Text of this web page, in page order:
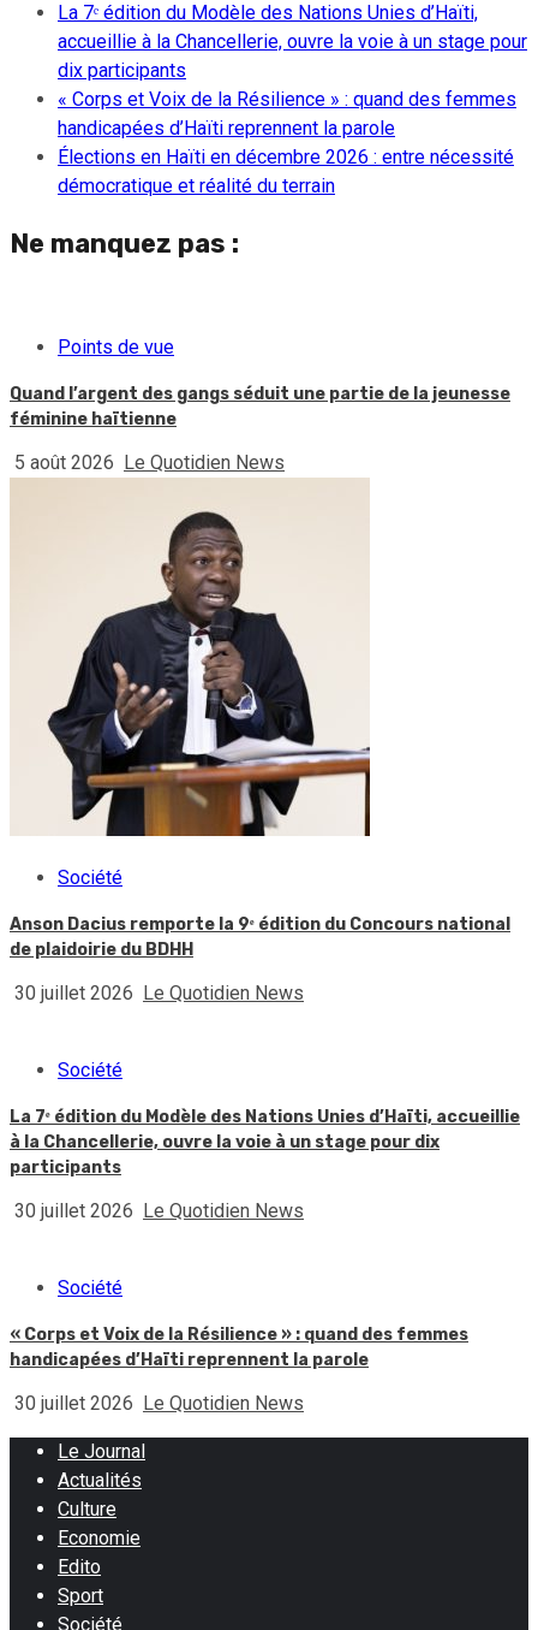
La 7ᵉ édition du Modèle des Nations Unies d’Haïti,
accueillie à la Chancellerie, ouvre la voie à un stage pour
dix participants
« Corps et Voix de la Résilience » : quand des femmes
handicapées d’Haïti reprennent la parole
Élections en Haïti en décembre 2026 : entre nécessité
démocratique et réalité du terrain
Ne manquez pas :
Points de vue
Quand l’argent des gangs séduit une partie de la jeunesse
féminine haïtienne
5 août 2026 Le Quotidien News
Société
Anson Dacius remporte la 9ᵉ édition du Concours national
de plaidoirie du BDHH
30 juillet 2026 Le Quotidien News
Société
La 7ᵉ édition du Modèle des Nations Unies d’Haïti, accueillie
à la Chancellerie, ouvre la voie à un stage pour dix
participants
30 juillet 2026 Le Quotidien News
Société
« Corps et Voix de la Résilience » : quand des femmes
handicapées d’Haïti reprennent la parole
30 juillet 2026 Le Quotidien News
Le Journal
Actualités
Culture
Economie
Edito
Sport
Société